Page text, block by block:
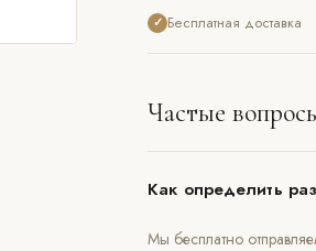
✓ Бесплатная доставка
Частые
Как определить
Мы бесплатно